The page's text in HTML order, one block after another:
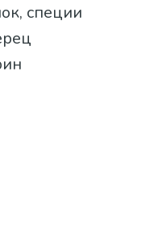
специи